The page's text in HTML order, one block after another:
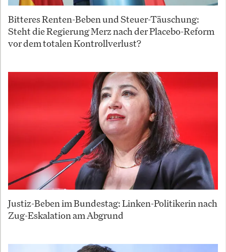
Bitteres Renten-Beben und Steuer-Täuschung:
Steht die Regierung Merz nach der Placebo-Reform
vor dem totalen Kontrollverlust?
Justiz-Beben im Bundestag: Linken-Politikerin nach
Zug-Eskalation am Abgrund